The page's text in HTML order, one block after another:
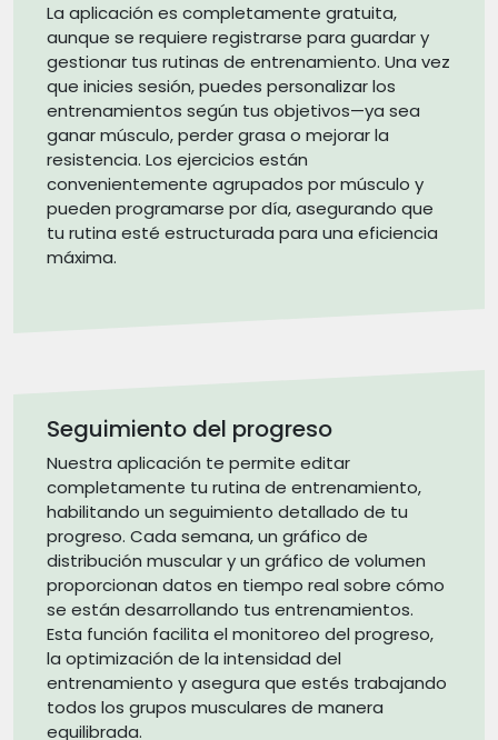
La aplicación es completamente gratuita,
aunque se requiere registrarse para guardar y
gestionar tus rutinas de entrenamiento. Una vez
que inicies sesión, puedes personalizar los
entrenamientos según tus objetivos—ya sea
ganar músculo, perder grasa o mejorar la
resistencia. Los ejercicios están
convenientemente agrupados por músculo y
pueden programarse por día, asegurando que
tu rutina esté estructurada para una eficiencia
máxima.
Seguimiento del progreso
Nuestra aplicación te permite editar
completamente tu rutina de entrenamiento,
habilitando un seguimiento detallado de tu
progreso. Cada semana, un gráfico de
distribución muscular y un gráfico de volumen
proporcionan datos en tiempo real sobre cómo
se están desarrollando tus entrenamientos.
Esta función facilita el monitoreo del progreso,
la optimización de la intensidad del
entrenamiento y asegura que estés trabajando
todos los grupos musculares de manera
equilibrada.